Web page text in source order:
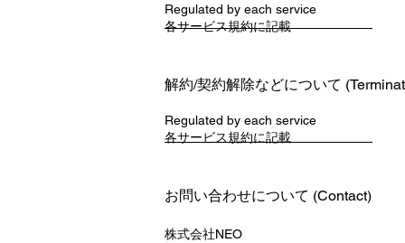
Regulated by each service ​
各サービス規約に記載
解約/契約解除などについて
Regulated by each service ​
各サービス規約に記載
お問い合わせについて (Contact)
株式会社NEO